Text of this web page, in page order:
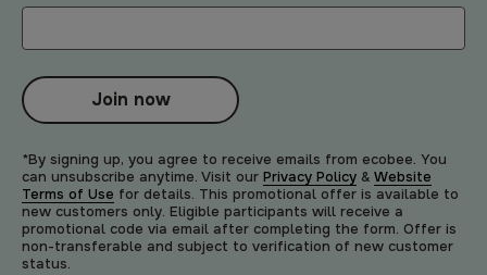
Join now
*By signing up, you agree to receive emails from ecobee. You
can unsubscribe anytime. Visit our Privacy Policy & Website
Terms of Use for details. This promotional offer is available to
new customers only. Eligible participants will receive a
promotional code via email after completing the form. Offer is
non-transferable and subject to verification of new customer
status.